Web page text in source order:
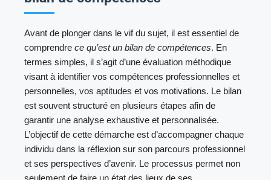
Avant de plonger dans le vif du sujet, il est essentiel de
comprendre ce qu’est un bilan de compétences. En
termes simples, il s’agit d’une évaluation méthodique
visant à identifier vos compétences professionnelles et
personnelles, vos aptitudes et vos motivations. Le bilan
est souvent structuré en plusieurs étapes afin de
garantir une analyse exhaustive et personnalisée.
L’objectif de cette démarche est d’accompagner chaque
individu dans la réflexion sur son parcours professionnel
et ses perspectives d’avenir. Le processus permet non
seulement de faire un état des lieux de ses